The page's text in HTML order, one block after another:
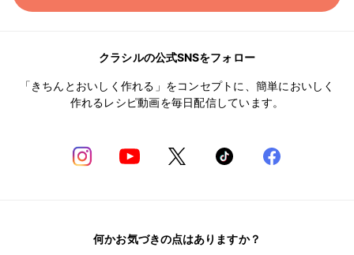
クラシルの公式SNSをフォロー
「きちんとおいしく作れる」をコンセプトに、簡単においしく
作れるレシピ動画を毎日配信しています。
何かお気づきの点はありますか？